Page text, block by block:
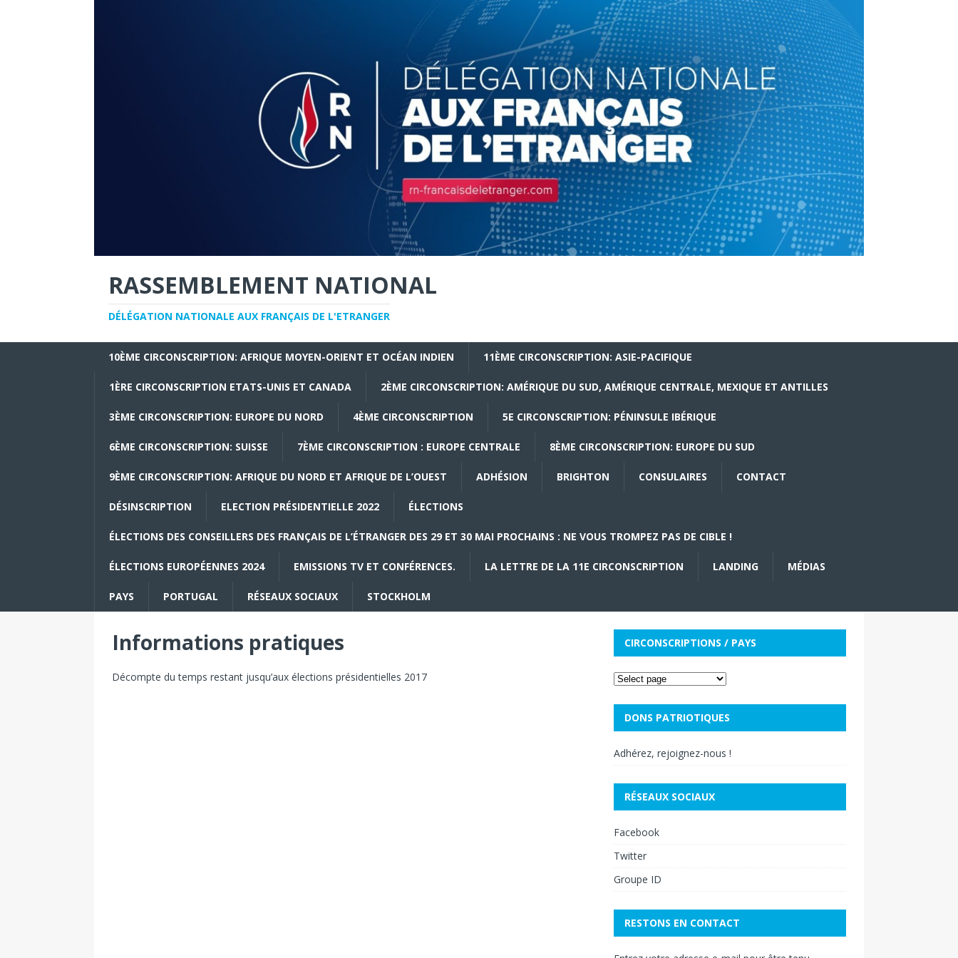
RASSEMBLEMENT NATIONAL
DÉLÉGATION NATIONALE AUX FRANÇAIS DE L'ETRANGER
10ÈME CIRCONSCRIPTION: AFRIQUE MOYEN-ORIENT ET OCÉAN INDIEN 11ÈME CIRCONSCRIPTION: ASIE-PACIFIQUE
1ÈRE CIRCONSCRIPTION ETATS-UNIS ET CANADA 2ÈME CIRCONSCRIPTION: AMÉRIQUE DU SUD, AMÉRIQUE CENTRALE, MEXIQUE ET ANTILLES
3ÈME CIRCONSCRIPTION: EUROPE DU NORD 4ÈME CIRCONSCRIPTION 5E CIRCONSCRIPTION: PÉNINSULE IBÉRIQUE
6ÈME CIRCONSCRIPTION: SUISSE 7ÈME CIRCONSCRIPTION : EUROPE CENTRALE 8ÈME CIRCONSCRIPTION: EUROPE DU SUD
9ÈME CIRCONSCRIPTION: AFRIQUE DU NORD ET AFRIQUE DE L’OUEST ADHÉSION BRIGHTON CONSULAIRES CONTACT
DÉSINSCRIPTION ELECTION PRÉSIDENTIELLE 2022 ÉLECTIONS
ÉLECTIONS DES CONSEILLERS DES FRANÇAIS DE L’ÉTRANGER DES 29 ET 30 MAI PROCHAINS : NE VOUS TROMPEZ PAS DE CIBLE !
ÉLECTIONS EUROPÉENNES 2024 EMISSIONS TV ET CONFÉRENCES. LA LETTRE DE LA 11E CIRCONSCRIPTION LANDING MÉDIAS
PAYS PORTUGAL RÉSEAUX SOCIAUX STOCKHOLM
Informations pratiques
Décompte du temps restant jusqu’aux élections présidentielles 2017
CIRCONSCRIPTIONS / PAYS
DONS PATRIOTIQUES
Adhérez, rejoignez-nous !
RÉSEAUX SOCIAUX
Facebook
Twitter
Groupe ID
RESTONS EN CONTACT